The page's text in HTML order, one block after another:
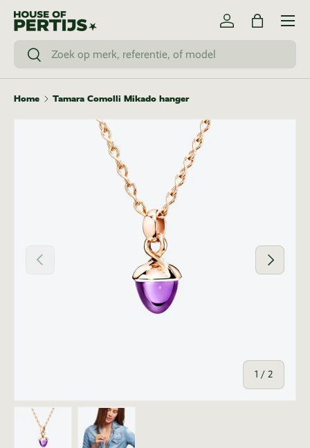
Ga naar inhoud
Zoeken
Zoeken
Inloggen
Tas
Menu
Home Tamara Comolli Mikado hanger
Vorige
1 / van
2
Volgende